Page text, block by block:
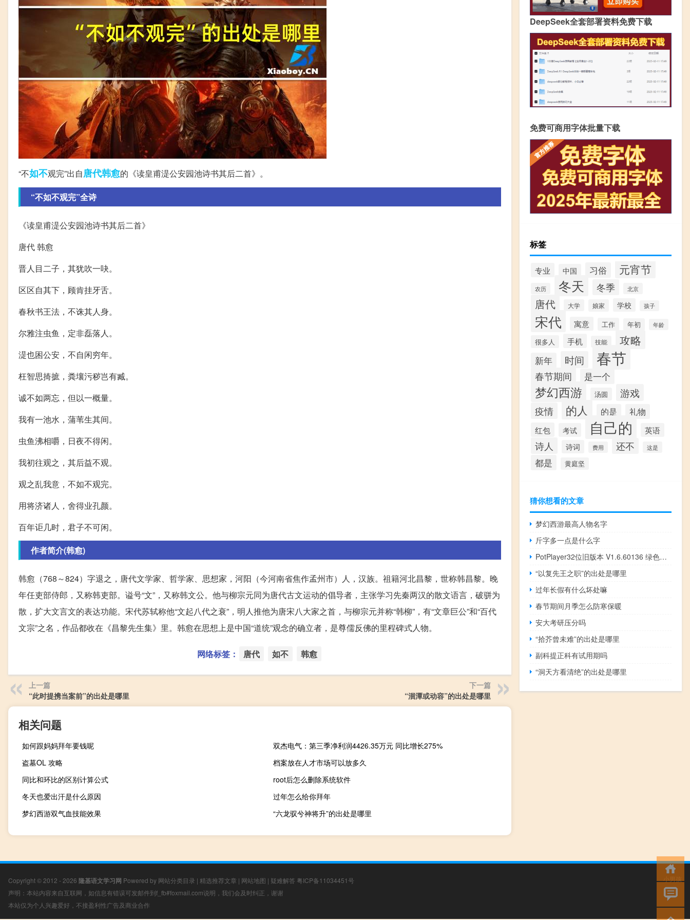
“不如不观完”出自唐代韩愈的《读皇甫湜公安园池诗书其后二首》。
“不如不观完”全诗
《读皇甫湜公安园池诗书其后二首》
唐代 韩愈
晋人目二子，其犹吹一吷。
区区自其下，顾肯挂牙舌。
春秋书王法，不诛其人身。
尔雅注虫鱼，定非磊落人。
湜也困公安，不自闲穷年。
枉智思掎摭，粪壤污秽岂有臧。
诚不如两忘，但以一概量。
我有一池水，蒲苇生其间。
虫鱼沸相嚼，日夜不得闲。
我初往观之，其后益不观。
观之乱我意，不如不观完。
用将济诸人，舍得业孔颜。
百年讵几时，君子不可闲。
作者简介(韩愈)
韩愈（768～824）字退之，唐代文学家、哲学家、思想家，河阳（今河南省焦作孟州市）人，汉族。祖籍河北昌黎，世称韩昌黎。晚
年任吏部侍郎，又称韩吏部。谥号“文”，又称韩文公。他与柳宗元同为唐代古文运动的倡导者，主张学习先秦两汉的散文语言，破骈为
散，扩大文言文的表达功能。宋代苏轼称他“文起八代之衰”，明人推他为唐宋八大家之首，与柳宗元并称“韩柳”，有“文章巨公”和“百代
文宗”之名，作品都收在《昌黎先生集》里。韩愈在思想上是中国“道统”观念的确立者，是尊儒反佛的里程碑式人物。
网络标签： 唐代 如不 韩愈
上一篇
“此时提携当案前”的出处是哪里
下一篇
“洄潭或动容”的出处是哪里
相关问题
如何跟妈妈拜年要钱呢
双杰电气：第三季净利润4426.35万元 同比增长275%
盗墓OL 攻略
档案放在人才市场可以放多久
同比和环比的区别计算公式
root后怎么删除系统软件
冬天也爱出汗是什么原因
过年怎么给你拜年
梦幻西游双气血技能效果
“六龙驭兮神将升”的出处是哪里
DeepSeek全套部署资料免费下载
免费可商用字体批量下载
标签
专业 中国 习俗 元宵节
农历 冬天 冬季 北京
唐代 大学 娘家 学校 孩子
宋代 寓意 工作 年初 年龄
很多人 手机 技能 攻略
新年 时间 春节
春节期间 是一个
梦幻西游 汤圆 游戏
疫情 的人 的是 礼物
红包 考试 自己的 英语
诗人 诗词 费用 还不 这是
都是 黄庭坚
猜你想看的文章
梦幻西游最高人物名字
斤字多一点是什么字
PotPlayer32位旧版本 V1.6.60136 绿色中文版（PotPlayer32位旧版本 V1.6.60136 绿色中文版功能简介）
“以复先王之职”的出处是哪里
过年长假有什么坏处嘛
春节期间月季怎么防寒保暖
安大考研压分吗
“拾芥曾未难”的出处是哪里
副科提正科有试用期吗
“洞天方看清绝”的出处是哪里
Copyright © 2012 - 2026 隆基语文学习网 Powered by 网站分类目录 | 精选推荐文章 | 网站地图 | 疑难解答 粤ICP备11034451号
声明：本站内容来自互联网，如信息有错误可发邮件到f_fb#foxmail.com说明，我们会及时纠正，谢谢
本站仅为个人兴趣爱好，不接盈利性广告及商业合作